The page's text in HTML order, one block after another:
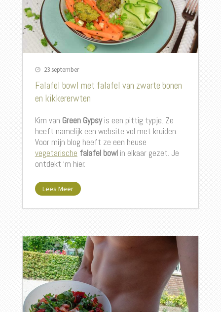
23 september
Falafel bowl met falafel van zwarte bonen
en kikkererwten
Kim van Green Gypsyis een pittig typje. Ze
heeft namelijk een website vol met kruiden.
Voor mijn blog heeft ze een heuse
vegetarische falafel bowlin elkaar gezet. Je
ontdekt ‘m hier.
Lees Meer